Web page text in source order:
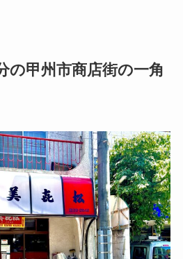
の甲州市商店街の一角